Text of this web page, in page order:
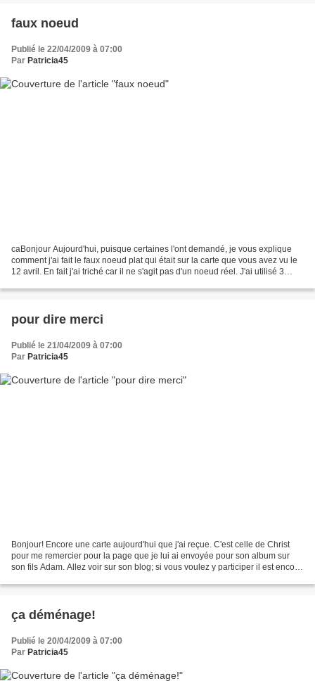
faux noeud
Publié le 22/04/2009 à 07:00
Par Patricia45
caBonjour Aujourd'hui, puisque certaines l'ont demandé, je vous explique
comment j'ai fait le faux noeud plat qui était sur la carte que vous avez vu le
12 avril. En fait j'ai triché car il ne s'agit pas d'un noeud réel. J'ai utilisé 3
pour dire merci
Publié le 21/04/2009 à 07:00
Par Patricia45
Bonjour! Encore une carte aujourd'hui que j'ai reçue. C'est celle de Christ
pour me remercier pour la page que je lui ai envoyée pour son album sur
son fils Adam. Allez voir sur son blog; si vous voulez y participer il est encore
ça déménage!
Publié le 20/04/2009 à 07:00
Par Patricia45